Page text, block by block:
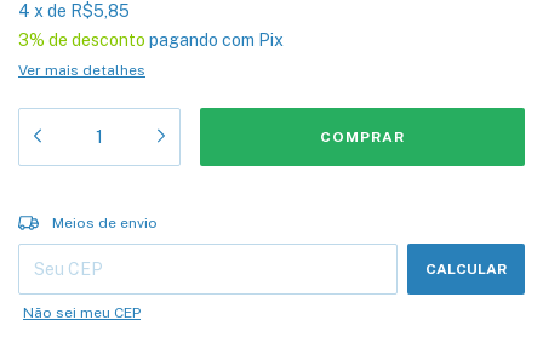
4 x de R$5,85
3% de desconto pagando com Pix
Ver mais detalhes
Entregas para o CEP:
Meios de envio
CALCULAR
Não sei meu CEP